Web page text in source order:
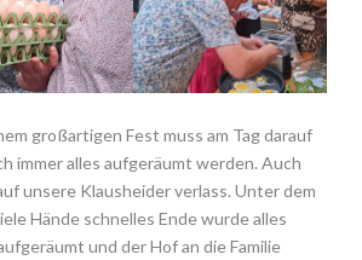
großartigen Fest muss am Tag darauf
immer alles aufgeräumt werden. Auch
unsere Klausheider verlass. Unter dem
Hände schnelles Ende wurde alles
und der Hof an die Familie